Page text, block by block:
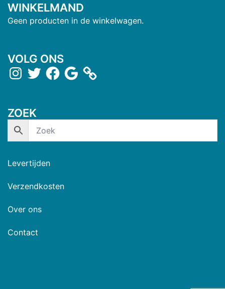
WINKELMAND
Geen producten in de winkelwagen.
VOLG ONS
ZOEK
Levertijden
Verzendkosten
Over ons
Contact